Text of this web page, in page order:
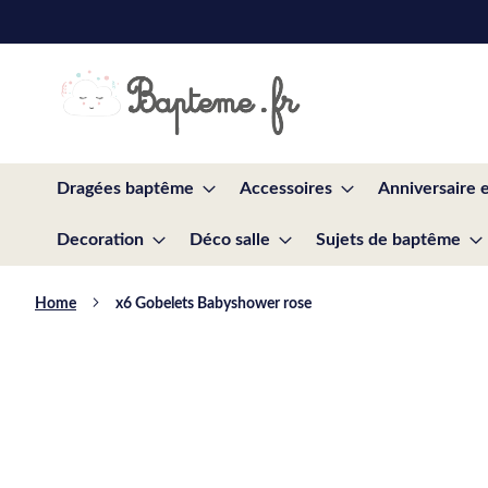
to
Dragées baptême Accessoires Anniversaire
Decoration Déco salle Sujets de baptême
Home x6 Gobelets Babyshower rose